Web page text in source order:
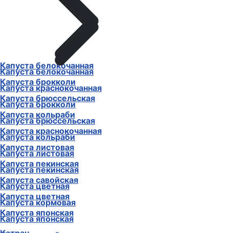
Капуста белокочанная
Капуста брокколи
Капуста брюссельская
Капуста кольраби
Капуста краснокочанная
Капуста листовая
Капуста пекинская
Капуста савойская
Капуста цветная
Капуста японская
Капуста белокочанная
Капуста краснокочанная
Капуста брокколи
Капуста брюссельская
Капуста кольраби
Капуста листовая
Капуста пекинская
Капуста цветная
Капуста кормовая
Капуста японская